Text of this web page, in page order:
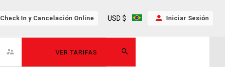
Check In y Cancelación Online USD $ Iniciar Sesión
VER TARIFAS